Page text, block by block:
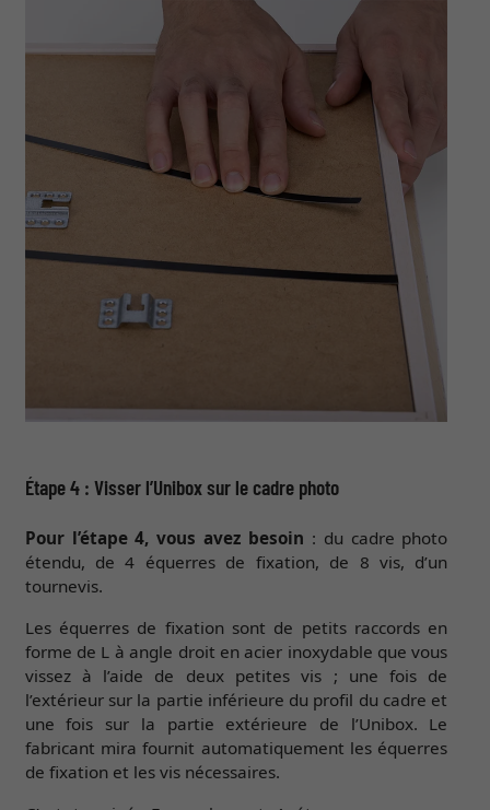
Étape 4 : Visser l’Unibox sur le cadre photo
Pour l’étape 4, vous avez besoin : du cadre photo
étendu, de 4 équerres de fixation, de 8 vis, d’un
tournevis.
Les équerres de fixation sont de petits raccords en
forme de L à angle droit en acier inoxydable que vous
vissez à l’aide de deux petites vis ; une fois de
l’extérieur sur la partie inférieure du profil du cadre et
une fois sur la partie extérieure de l’Unibox. Le
fabricant mira fournit automatiquement les équerres
de fixation et les vis nécessaires.